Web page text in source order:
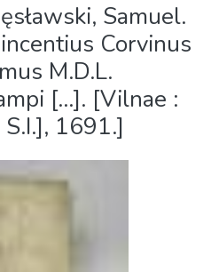
Samuel.
Corvinus
M.D.L.
[...]. [Vilnae :
1691.]